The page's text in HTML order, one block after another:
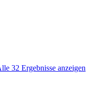
32 Ergebnisse anzeigen